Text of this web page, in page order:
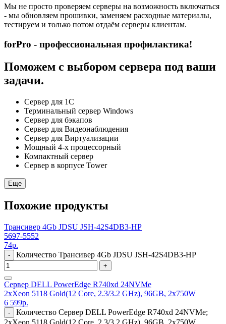
Мы не просто проверяем серверы на возможность включаться
- мы обновляем прошивки, заменяем расходные материалы,
тестируем и только потом отдаём серверы клиентам.
forPro - профессиональная профилактика!
Поможем с выбором сервера под ваши
задачи.
Сервер для 1С
Терминальный сервер Windows
Сервер для бэкапов
Сервер для Видеонаблюдения
Сервер для Виртуализации
Мощный 4-х процессорный
Компактный сервер
Сервер в корпусе Tower
Еще
Похожие продукты
Трансивер 4Gb JDSU JSH-42S4DB3-HP
5697-5552
74р.
- Количество Трансивер 4Gb JDSU JSH-42S4DB3-HP
+
Сервер DELL PowerEdge R740xd 24NVMe
2xXeon 5118 Gold(12 Core, 2.3/3.2 GHz), 96GB, 2x750W
6 599р.
-
Количество Сервер DELL PowerEdge R740xd 24NVMe;
2xXeon 5118 Gold(12 Core, 2.3/3.2 GHz), 96GB, 2x750W